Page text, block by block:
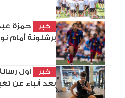
خبر
حمزة
برشلونة أمام
خبر
أول
بعد أنباء عن